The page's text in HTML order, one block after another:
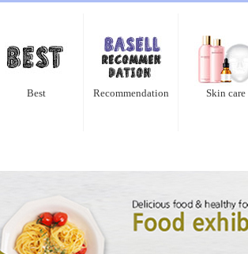
Best Recommendation Skin care